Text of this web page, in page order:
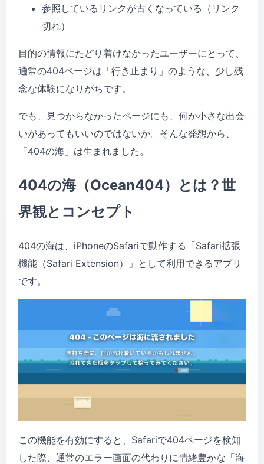
参照しているリンクが古くなっている（リンク
切れ）
目的の情報にたどり着けなかったユーザーにとって、
通常の404ページは「行き止まり」のような、少し残
念な体験になりがちです。
でも、見つからなかったページにも、何か小さな出会
いがあってもいいのではないか。そんな発想から、
「404の海」は生まれました。
404の海（Ocean404）とは？世
界観とコンセプト
404の海は、iPhoneのSafariで動作する「Safari拡張
機能（Safari Extension）」として利用できるアプリ
です。
この機能を有効にすると、Safariで404ページを検知
した際、通常のエラー画面の代わりに情緒豊かな「海